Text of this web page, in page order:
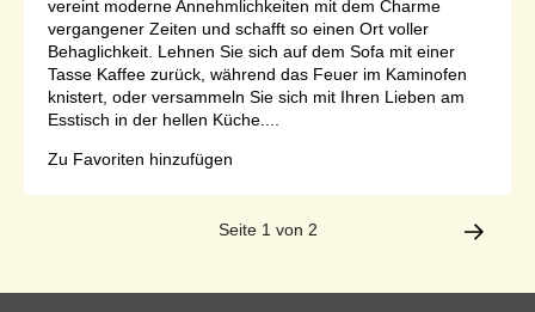
vereint moderne Annehmlichkeiten mit dem Charme
vergangener Zeiten und schafft so einen Ort voller
Behaglichkeit. Lehnen Sie sich auf dem Sofa mit einer
Tasse Kaffee zurück, während das Feuer im Kaminofen
knistert, oder versammeln Sie sich mit Ihren Lieben am
Esstisch in der hellen Küche....
Zu Favoriten hinzufügen
Seite 1 von 2